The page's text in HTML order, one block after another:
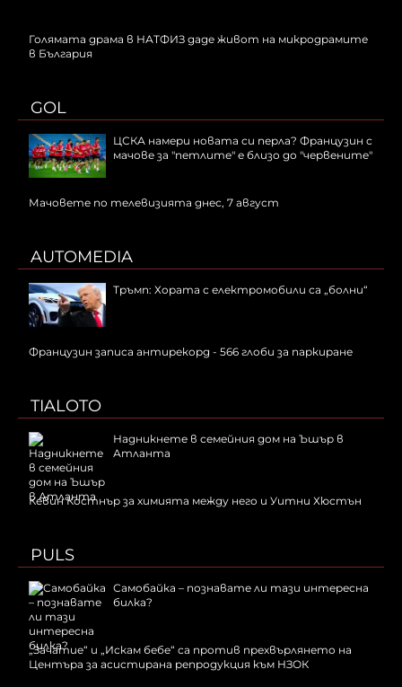
Голямата драма в НАТФИЗ даде живот на микродрамите
в България
GOL
ЦСКА намери новата си перла? Французин с
мачове за "петлите" е близо до "червените"
Мачовете по телевизията днес, 7 август
AUTOMEDIA
Тръмп: Хората с електромобили са „болни“
Французин записа антирекорд - 566 глоби за паркиране
TIALOTO
Надникнете в семейния дом на Ъшър в
Атланта
Кевин Костнър за химията между него и Уитни Хюстън
PULS
Самобайка – познавате ли тази интересна
билка?
„Зачатие“ и „Искам бебе“ са против прехвърлянето на
Центъра за асистирана репродукция към НЗОК